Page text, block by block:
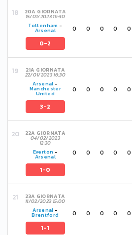
20A GIORNATA
15/01/2023 16:30
Tottenham -
Arsenal
0-2
0 0 0 0 0
21A GIORNATA
22/01/2023 16:30
Arsenal -
Manchester
United
3-2
0 0 0 0 0
22A GIORNATA
04/02/2023
12:30
Everton -
Arsenal
1-0
0 0 0 0 0
23A GIORNATA
11/02/2023 15:00
Arsenal -
Brentford
1-1
0 0 0 0 0